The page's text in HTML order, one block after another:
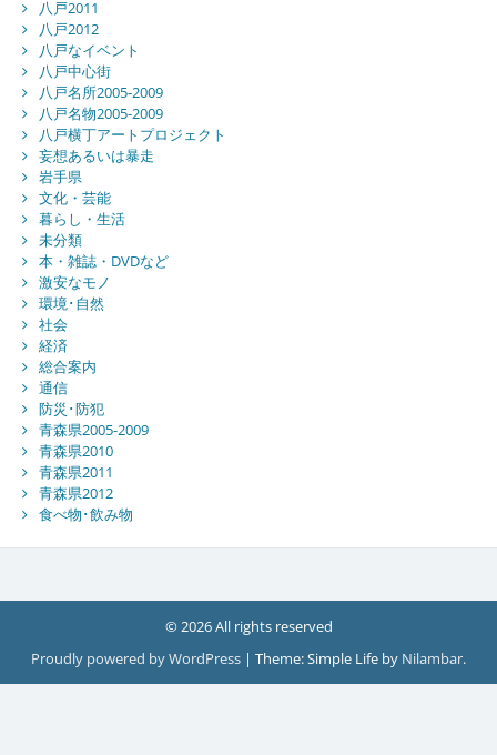
八戸2011
八戸2012
八戸なイベント
八戸中心街
八戸名所2005-2009
八戸名物2005-2009
八戸横丁アートプロジェクト
妄想あるいは暴走
岩手県
文化・芸能
暮らし・生活
未分類
本・雑誌・DVDなど
激安なモノ
環境･自然
社会
経済
総合案内
通信
防災･防犯
青森県2005-2009
青森県2010
青森県2011
青森県2012
食べ物･飲み物
© 2026 All rights reserved
Proudly powered by WordPress | Theme: Simple Life by Nilambar.